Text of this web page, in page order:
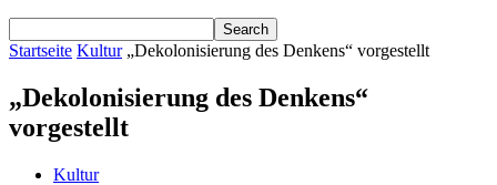
Startseite Kultur „Dekolonisierung des Denkens“ vorgestellt
„Dekolonisierung des Denkens“
vorgestellt
Kultur